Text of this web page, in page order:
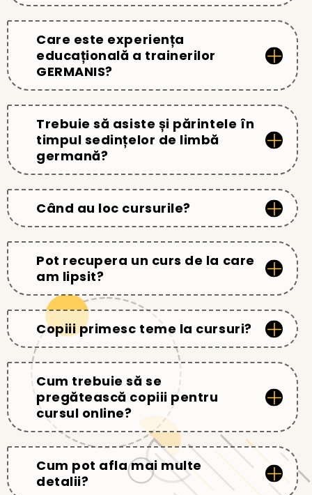
Care este experiența
educațională a trainerilor
GERMANIS?
Trebuie să asiste și părintele în
timpul sedințelor de limbă
germană?
Când au loc cursurile?
Pot recupera un curs de la care
am lipsit?
Copiii primesc teme la cursuri?
Cum trebuie să se
pregătească copiii pentru
cursul online?
Cum pot afla mai multe
detalii?